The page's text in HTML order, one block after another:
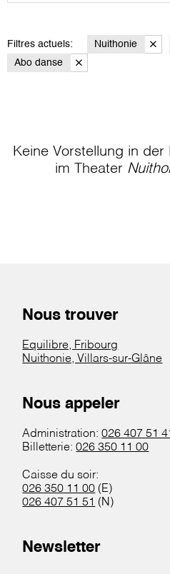
Filtres actuels: Nuithonie
Abo danse
Keine Vorstellung in der
im Theater
Nous trouver
Equilibre, Fribourg
Nuithonie, Villars-sur-Glâne
Nous appeler
Administration:026 407 51
Billetterie:026 350 11 00
Caisse du soir:
026 350 11 00 (E)
026 407 51 51 (N)
Newsletter